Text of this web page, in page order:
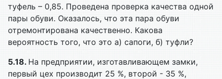
туфель – 0,85. Проведена проверка качества одной
пары обуви. Оказалось, что эта пара обуви
отремонтирована качественно. Какова
вероятность того, что это а) сапоги, б) туфли?
5.18. На предприятии, изготавливающем замки,
первый цех производит 25 %, второй - 35 %,